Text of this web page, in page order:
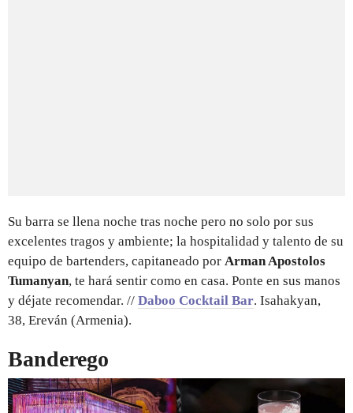
Su barra se llena noche tras noche pero no solo por sus
excelentes tragos y ambiente; la hospitalidad y talento de su
equipo de bartenders, capitaneado por Arman Apostolos
Tumanyan, te hará sentir como en casa. Ponte en sus manos
y déjate recomendar. // Daboo Cocktail Bar. Isahakyan,
38, Ereván (Armenia).
Banderego